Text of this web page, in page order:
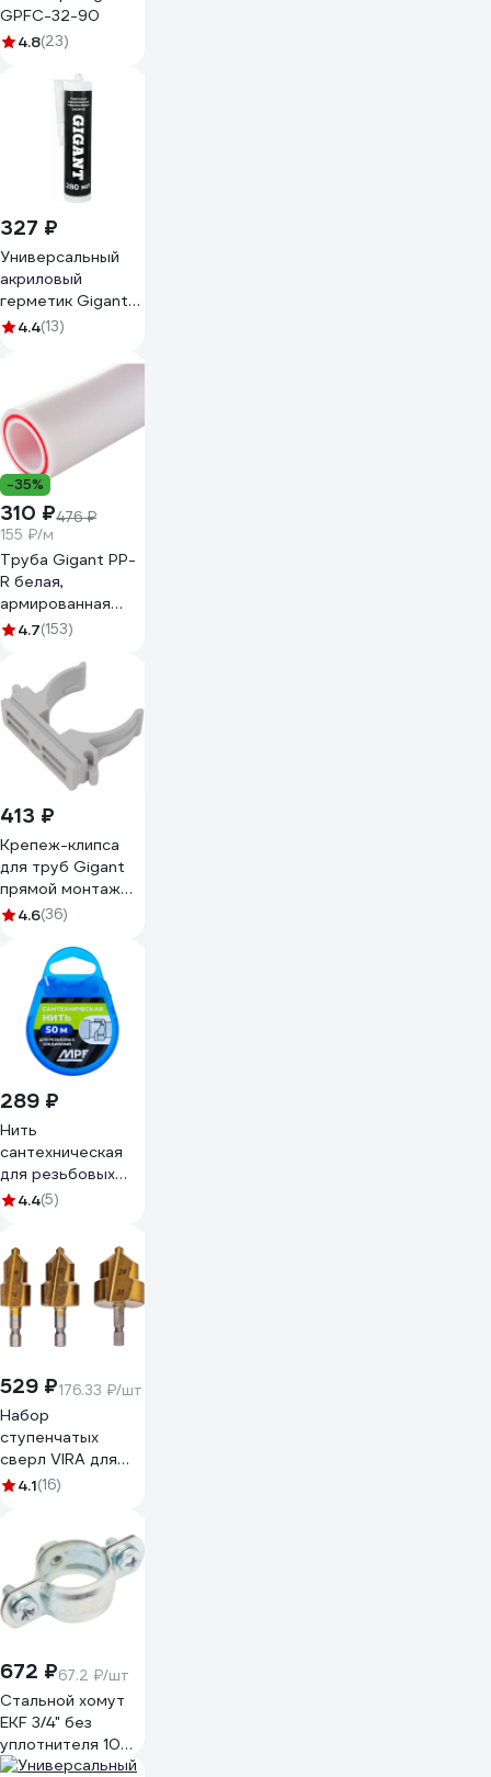
GPFC-32-90
4.8(23)
327 ₽
Универсальный
акриловый
герметик Gigant
белый, 280 мл
4.4(13)
-35%
310 ₽476 ₽
155 ₽/м
Труба Gigant PP-
R белая,
армированная
стекловолокном
32x5.4 мм, 2 м
GSG-9
4.7(153)
413 ₽
Крепеж-клипса
для труб Gigant
прямой монтаж
D32 серая 25шт
4.6(36)
289 ₽
Нить
сантехническая
для резьбовых
соединений MPF
4.4(5)
529 ₽176.33 ₽/шт
Набор
ступенчатых
сверл VIRA для
полипропиленовых
шестигранный
хвостовик 551403
4.1(16)
672 ₽67.2 ₽/шт
Стальной хомут
EKF 3/4" без
уплотнителя 10
шт в уп hs2034